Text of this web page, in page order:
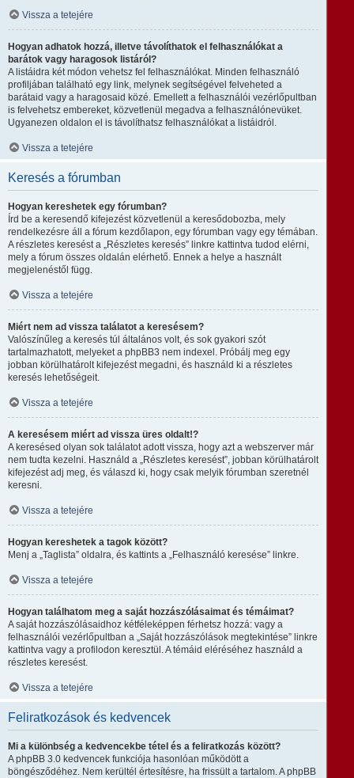
Vissza a tetejére
Hogyan adhatok hozzá, illetve távolíthatok el felhasználókat a
barátok vagy haragosok listáról?
A listáidra két módon vehetsz fel felhasználókat. Minden felhasználó
profiljában található egy link, melynek segítségével felveheted a
barátaid vagy a haragosaid közé. Emellett a felhasználói vezérlőpultban
is felvehetsz embereket, közvetlenül megadva a felhasználónevüket.
Ugyanezen oldalon el is távolíthatsz felhasználókat a listáidról.
Vissza a tetejére
Keresés a fórumban
Hogyan kereshetek egy fórumban?
Írd be a keresendő kifejezést közvetlenül a keresődobozba, mely
rendelkezésre áll a fórum kezdőlapon, egy fórumban vagy egy témában.
A részletes keresést a „Részletes keresés” linkre kattintva tudod elérni,
mely a fórum összes oldalán elérhető. Ennek a helye a használt
megjelenéstől függ.
Vissza a tetejére
Miért nem ad vissza találatot a keresésem?
Valószínűleg a keresés túl általános volt, és sok gyakori szót
tartalmazhatott, melyeket a phpBB3 nem indexel. Próbálj meg egy
jobban körülhatárolt kifejezést megadni, és használd ki a részletes
keresés lehetőségeit.
Vissza a tetejére
A keresésem miért ad vissza üres oldalt!?
A keresésed olyan sok találatot adott vissza, hogy azt a webszerver már
nem tudta kezelni. Használd a „Részletes keresést”, jobban körülhatárolt
kifejezést adj meg, és válaszd ki, hogy csak melyik fórumban szeretnél
keresni.
Vissza a tetejére
Hogyan kereshetek a tagok között?
Menj a „Taglista” oldalra, és kattints a „Felhasználó keresése” linkre.
Vissza a tetejére
Hogyan találhatom meg a saját hozzászólásaimat és témáimat?
A saját hozzászólásaidhoz kétféleképpen férhetsz hozzá: vagy a
felhasználói vezérlőpultban a „Saját hozzászólások megtekintése” linkre
kattintva vagy a profilodon keresztül. A témáid eléréséhez használd a
részletes keresést.
Vissza a tetejére
Feliratkozások és kedvencek
Mi a különbség a kedvencekbe tétel és a feliratkozás között?
A phpBB 3.0 kedvencek funkciója hasonlóan működött a
böngésződéhez. Nem kerültél értesítésre, ha frissült a tartalom. A phpBB